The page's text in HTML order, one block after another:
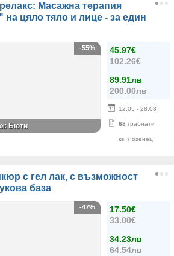
Масажна терапия
цяло тяло и лице - за един
45.97€
102.26€
89.91лв
200.00лв
12.05 - 28.08
68 грабнати
кв. Лозенец
-55%
Бюти
с гел лак, с възможност
база
17.50€
33.00€
34.23лв
64.54лв
-47%